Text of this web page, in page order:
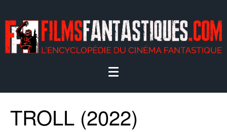
TROLL (2022)